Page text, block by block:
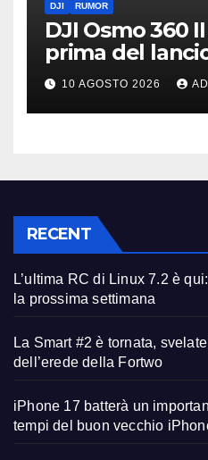
DJI RUMOR
DJI Osmo 360
prima del
grande e video
10 AGOSTO 2026
RECENT
L’ultima RC di Linux 7.2 è
la prossima settimana
La Smart #2 è tornata,
dell’erede della Fortwo
iPhone 17 batterà un
tempi del buon vecchio